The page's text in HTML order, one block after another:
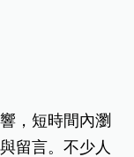
，短時間內瀏
留言。不少人